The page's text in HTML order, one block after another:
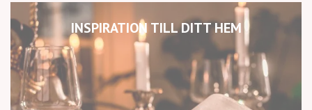
INSPIRATION TILL DITT HEM